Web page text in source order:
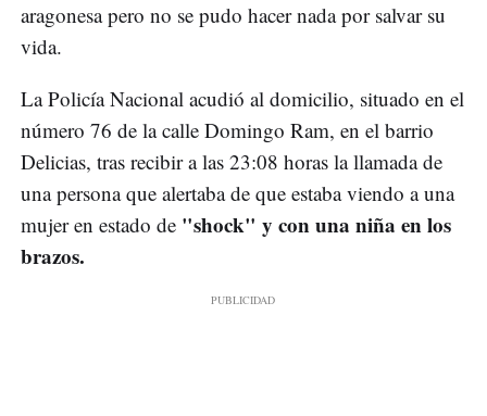
aragonesa pero no se pudo hacer nada por salvar su
vida.
La Policía Nacional acudió al domicilio, situado en el
número 76 de la calle Domingo Ram, en el barrio
Delicias, tras recibir a las 23:08 horas la llamada de
una persona que alertaba de que estaba viendo a una
mujer en estado de "shock" y con una niña en los
brazos.